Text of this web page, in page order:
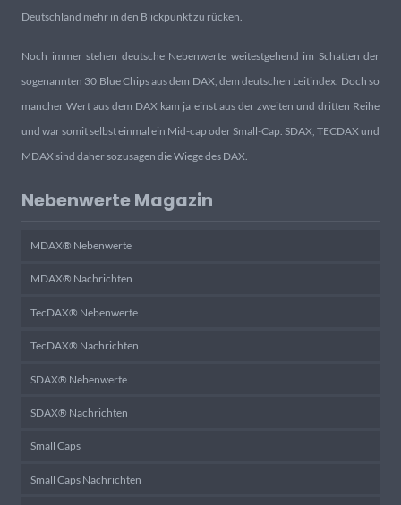
Deutschland mehr in den Blickpunkt zu rücken.
Noch immer stehen deutsche Nebenwerte weitestgehend im Schatten der
sogenannten 30 Blue Chips aus dem DAX, dem deutschen Leitindex. Doch so
mancher Wert aus dem DAX kam ja einst aus der zweiten und dritten Reihe
und war somit selbst einmal ein Mid-cap oder Small-Cap. SDAX, TECDAX und
MDAX sind daher sozusagen die Wiege des DAX.
Nebenwerte Magazin
MDAX® Nebenwerte
MDAX® Nachrichten
TecDAX® Nebenwerte
TecDAX® Nachrichten
SDAX® Nebenwerte
SDAX® Nachrichten
Small Caps
Small Caps Nachrichten